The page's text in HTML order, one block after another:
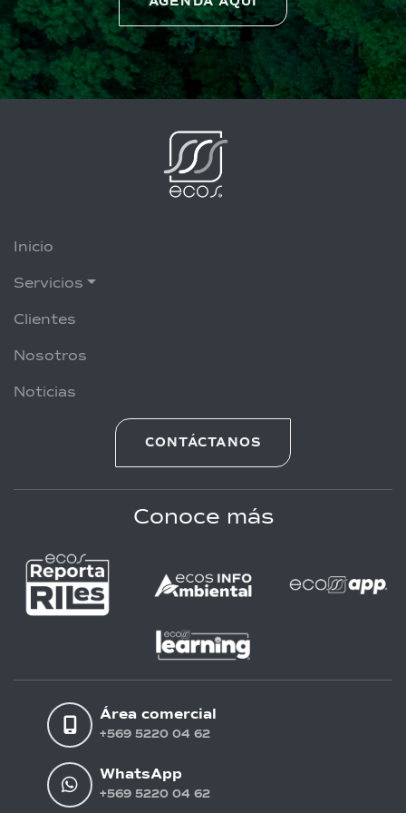
Inicio
Servicios
Clientes
Nosotros
Noticias
CONTÁCTANOS
Conoce más
Área comercial
+569 5220 04 62
WhatsApp
+569 5220 04 62